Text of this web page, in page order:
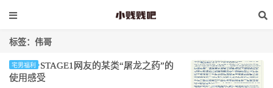
标签：伟哥
宅男福利
STAGE1网友的某类“屠龙之药”的
使用感受